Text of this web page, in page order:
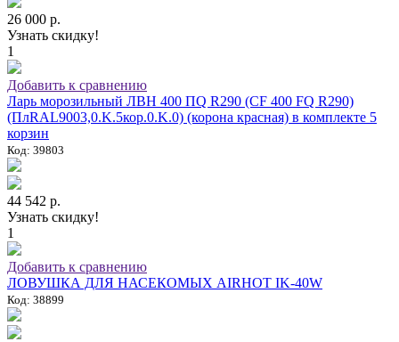
26 000 р.
Узнать скидку!
1
Добавить к сравнению
Ларь морозильный ЛВН 400 ПQ R290 (СF 400 FQ R290)
(ПлRAL9003,0.K.5кор.0.K.0) (корона красная) в комплекте 5
корзин
Код: 39803
44 542 р.
Узнать скидку!
1
Добавить к сравнению
ЛОВУШКА ДЛЯ НАСЕКОМЫХ AIRHOT IK-40W
Код: 38899